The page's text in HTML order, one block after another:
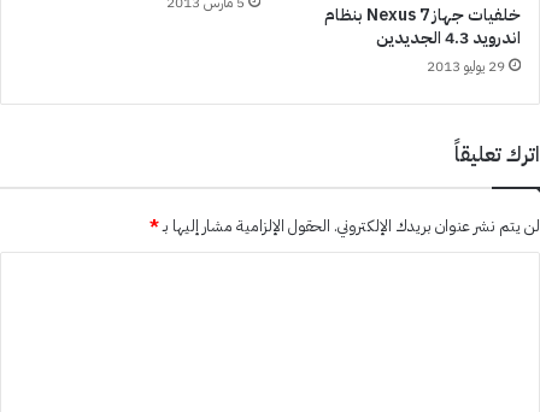
خلفيات جهاز Nexus 7 بنظام
اندرويد 4.3 الجديدين
29 يوليو 2013
اترك تعليقاً
لن يتم نشر عنوان بريدك الإلكتروني. الحقول الإلزامية مشار إليها بـ*